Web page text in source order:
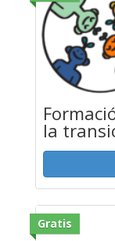
la
Gratis